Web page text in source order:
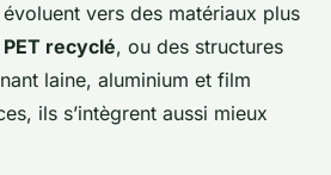
vers des matériaux plus
PET recyclé, ou des structures
laine, aluminium et film
ils s’intègrent aussi mieux